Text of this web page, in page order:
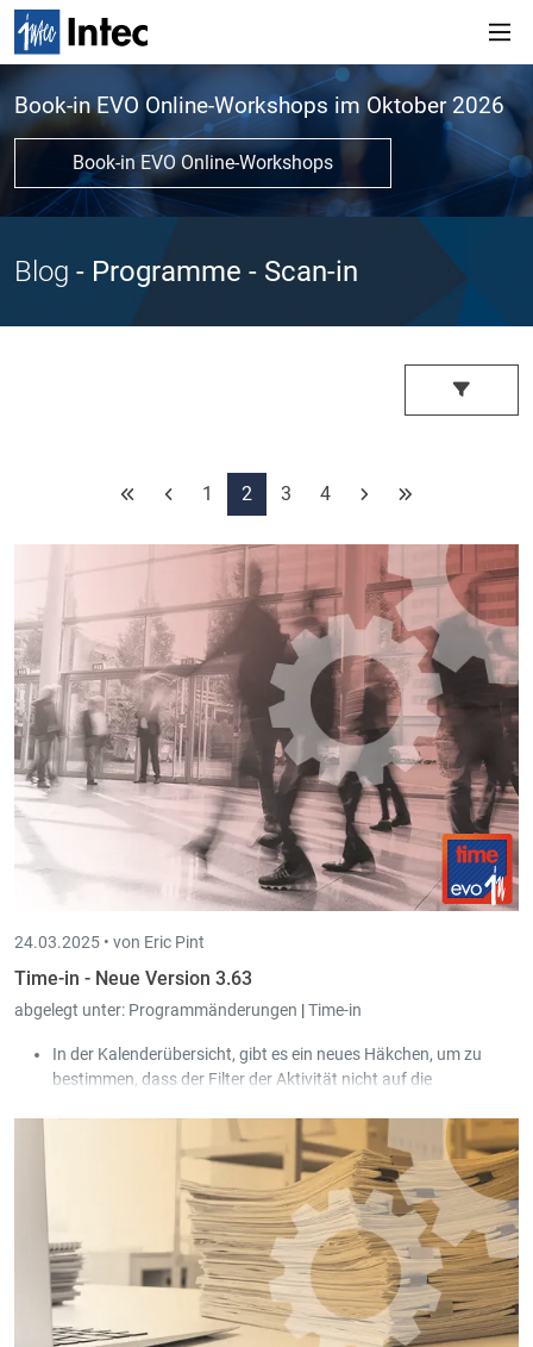
Book-in EVO Online-Workshops im Oktober 2026
Book-in EVO Online-Workshops
Blog - Programme - Scan-in
1 2 3 4
24.03.2025 • von Eric Pint
Time-in - Neue Version 3.63
abgelegt unter: Programmänderungen |Time-in
In der Kalenderübersicht, gibt es ein neues Häkchen, um zu
bestimmen, dass der Filter der Aktivität nicht auf die
Wenn ein Projekt mit Artikel angegeben wurde, öffnet sich der
Artikelschirm jetzt automatisch bei der Eingabe einer neuen
Zeile in den Arbeitszeiten.